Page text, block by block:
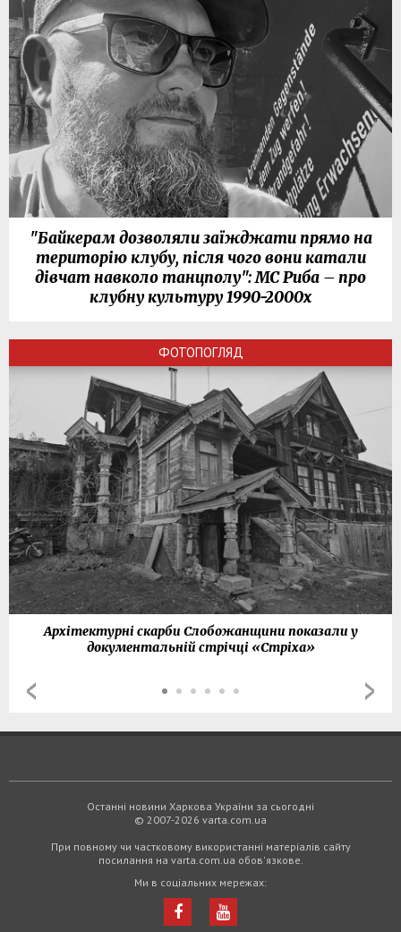
"Байкерам дозволяли заїжджати прямо на
територію клубу, після чого вони катали
дівчат навколо танцполу": МС Риба – про
клубну культуру 1990-2000х
ФОТОПОГЛЯД
Архітектурні скарби Слобожанщини показали у
документальній стрічці «Стріха»
Останні новини Харкова України за сьогодні
© 2007-2026 varta.com.ua
При повному чи частковому використанні матеріалів сайту
посилання на varta.com.ua обов'язкове.
Ми в соціальних мережах: